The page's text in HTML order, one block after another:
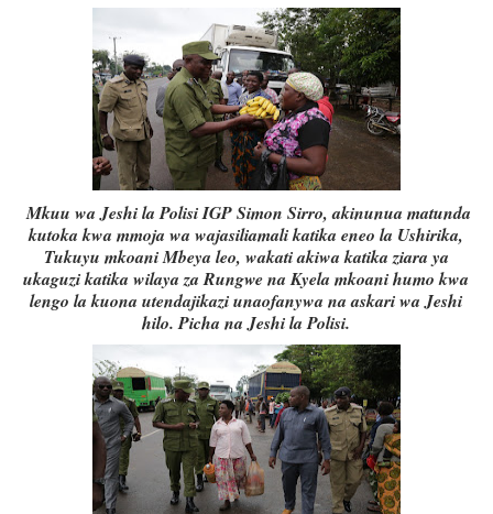
Mkuu wa Jeshi la Polisi IGP Simon Sirro, akinunua matunda
kutoka kwa mmoja wa wajasiliamali katika eneo la Ushirika,
Tukuyu mkoani Mbeya leo, wakati akiwa katika ziara ya
ukaguzi katika wilaya za Rungwe na Kyela mkoani humo kwa
lengo la kuona utendajikazi unaofanywa na askari wa Jeshi
hilo. Picha na Jeshi la Polisi.